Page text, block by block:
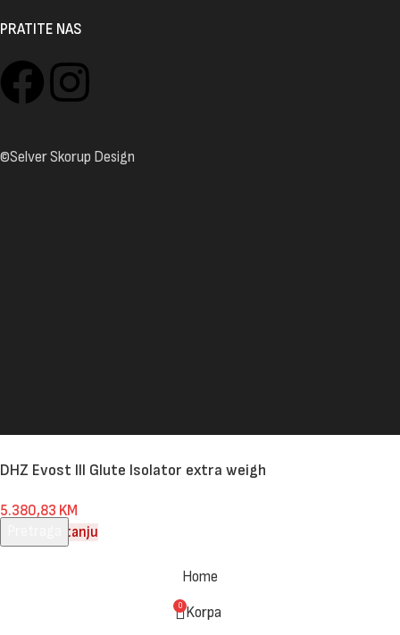
PRATITE NAS
©Selver Skorup Design
DHZ Evost III Glute Isolator extra weigh
5.380,83 KM
Nema na stanju
Home
0 Korpa